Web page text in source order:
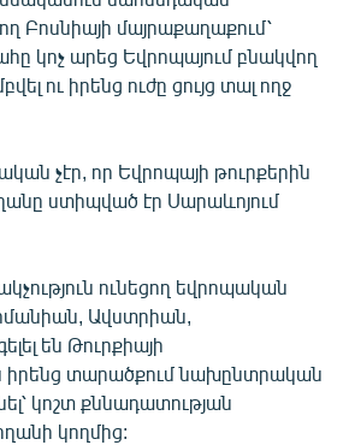
Բոսնիայի մայրաքաղաքում՝
կոչ արեց Եվրոպայում բնակվող
ու իրենց ուժը ցույց տալ ողջ
չէր, որ Եվրոպայի թուրքերին
ստիպված էր Սարաևոյում
ունեցող եվրոպական
Ավստրիան,
են Թուրքիայի
իրենց տարածքում նախընտրական
կոշտ քննադատության
կողմից: